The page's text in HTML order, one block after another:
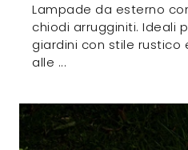
Lampade da esterno
chiodi arrugginiti. Ideali
giardini con stile rustico
alle ...